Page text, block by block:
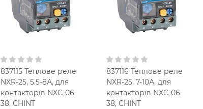
1NO+1NC
В кошик
25,0 Ампер
1-1,6 А
IP20
В кошик
837115 Теплове реле
NXR-25, 5.5-8А, для
контакторів NXC-06-
38, CHINT
837116 Теплове реле
NXR-25, 7-10А, для
контакторів NXC-06-
38, CHINT